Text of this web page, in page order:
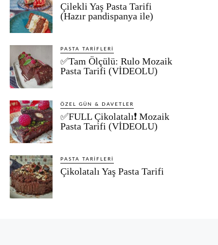
Çilekli Yaş Pasta Tarifi
(Hazır pandispanya ile)
PASTA TARIFLERI
✅Tam Ölçülü: Rulo Mozaik
Pasta Tarifi (VİDEOLU)
ÖZEL GÜN & DAVETLER
✅FULL Çikolatalı❗ Mozaik
Pasta Tarifi (VİDEOLU)
PASTA TARIFLERI
Çikolatalı Yaş Pasta Tarifi